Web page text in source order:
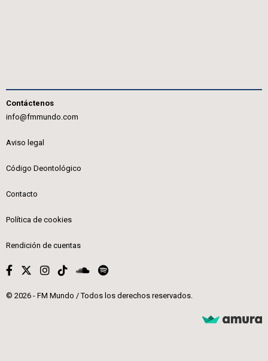
Contáctenos
info@fmmundo.com
Aviso legal
Código Deontológico
Contacto
Política de cookies
Rendición de cuentas
© 2026 - FM Mundo / Todos los derechos reservados.